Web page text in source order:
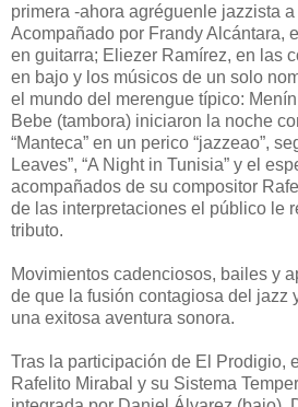
primera -ahora agréguenle jazzista
Acompañado por Frandy Alcántara,
en guitarra; Eliezer Ramírez, en las
en bajo y los músicos de un solo
el mundo del merengue típico:
Bebe (tambora) iniciaron la noche
“Manteca” en un perico “jazzeao”,
Leaves”, “A Night in Tunisia” y el
acompañados de su compositor
de las interpretaciones el público le
tributo.
Movimientos cadenciosos, bailes y
de que la fusión contagiosa del jazz
una exitosa aventura sonora.
Tras la participación de El Prodigio,
Rafelito Mirabal y su Sistema